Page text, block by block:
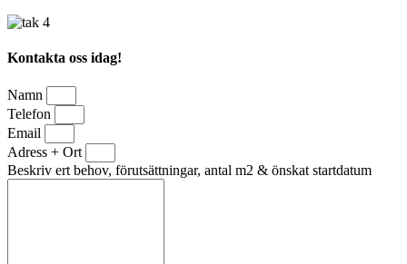
Kontakta oss idag!
Namn
Telefon
Email
Adress + Ort
Beskriv ert behov, förutsättningar, antal m2 & önskat startdatum